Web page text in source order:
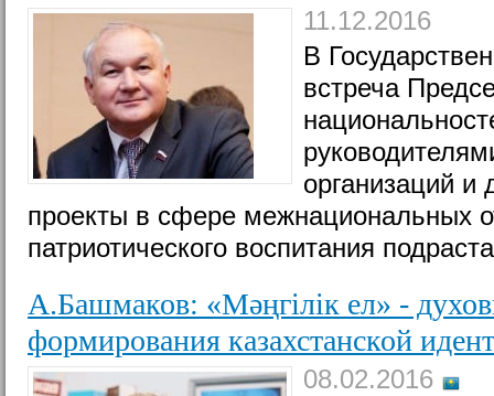
11.12.2016
В
встреча
организаций
проекты в сфере межнациональных
патриотического воспитания
А.Башмаков: «Мәңгілік ел» -
формирования казахстанской
08.02.2016